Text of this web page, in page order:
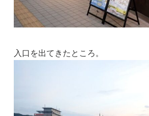
入口を出てきたところ。